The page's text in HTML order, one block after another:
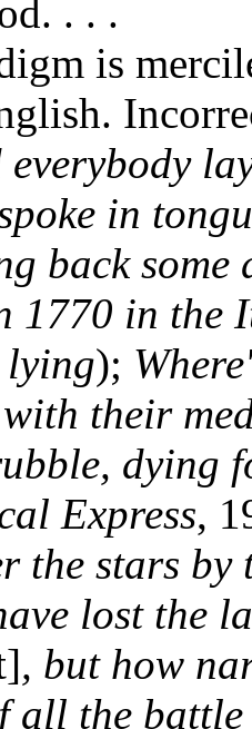
. . .
is
everybody
in
back some
1770 in the
lying);
their
dying
Express,
the stars by
lost the
, but how
all the